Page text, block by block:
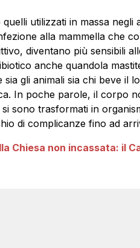
utilizzati in massa negli
alla mammella che
diventano più sensibili
anche quandola
gli animali sia chi beve il
In poche parole, il corpo
sono trasformati in
di complicanze fino ad
Chiesa non incassata: il